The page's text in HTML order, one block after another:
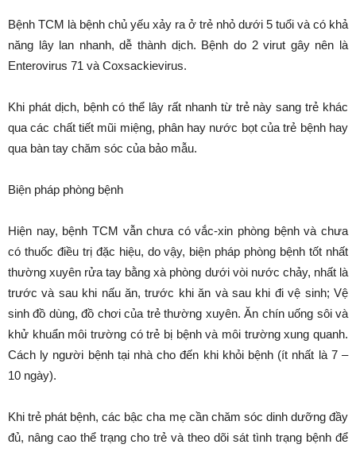
Bệnh TCM là bệnh chủ yếu xảy ra ở trẻ nhỏ dưới 5 tuổi và có khả
năng lây lan nhanh, dễ thành dịch. Bệnh do 2 virut gây nên là
Enterovirus 71 và Coxsackievirus.
Khi phát dịch, bệnh có thể lây rất nhanh từ trẻ này sang trẻ khác
qua các chất tiết mũi miệng, phân hay nước bọt của trẻ bệnh hay
qua bàn tay chăm sóc của bảo mẫu.
Biện pháp phòng bệnh
Hiện nay, bệnh TCM vẫn chưa có vắc-xin phòng bệnh và chưa
có thuốc điều trị đặc hiệu, do vậy, biện pháp phòng bệnh tốt nhất
thường xuyên rửa tay bằng xà phòng dưới vòi nước chảy, nhất là
trước và sau khi nấu ăn, trước khi ăn và sau khi đi vệ sinh; Vệ
sinh đồ dùng, đồ chơi của trẻ thường xuyên. Ăn chín uống sôi và
khử khuẩn môi trường có trẻ bị bệnh và môi trường xung quanh.
Cách ly người bệnh tại nhà cho đến khi khỏi bệnh (ít nhất là 7 –
10 ngày).
Khi trẻ phát bệnh, các bậc cha mẹ cần chăm sóc dinh dưỡng đầy
đủ, nâng cao thể trạng cho trẻ và theo dõi sát tình trạng bệnh để